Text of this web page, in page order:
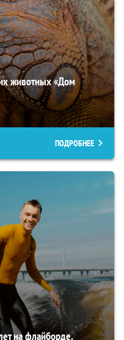
животных «Дом
ПОДРОБНЕЕ
на флайборде,